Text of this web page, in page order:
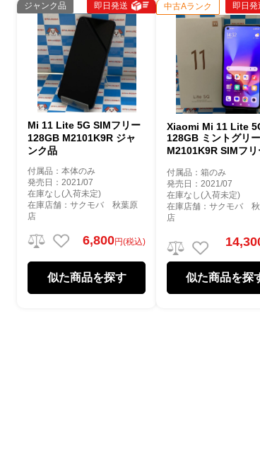
ジャンク品 即日発送
Mi 11 Lite 5G SIMフリー
128GB M2101K9R ジャ
ンク品
付属品：本体のみ
発売日：2021/07
在庫なし(入荷未定)
在庫店舗：サクモバ 秋葉原
店
6,800円(税込)
似た商品を探す
中古Aランク 即日発
Xiaomi Mi 11 Lite
128GB ミントグリ
M2101K9R SIMフリ
付属品：箱のみ
発売日：2021/07
在庫なし(入荷未定)
在庫店舗：サクモバ
店
似た商品を探